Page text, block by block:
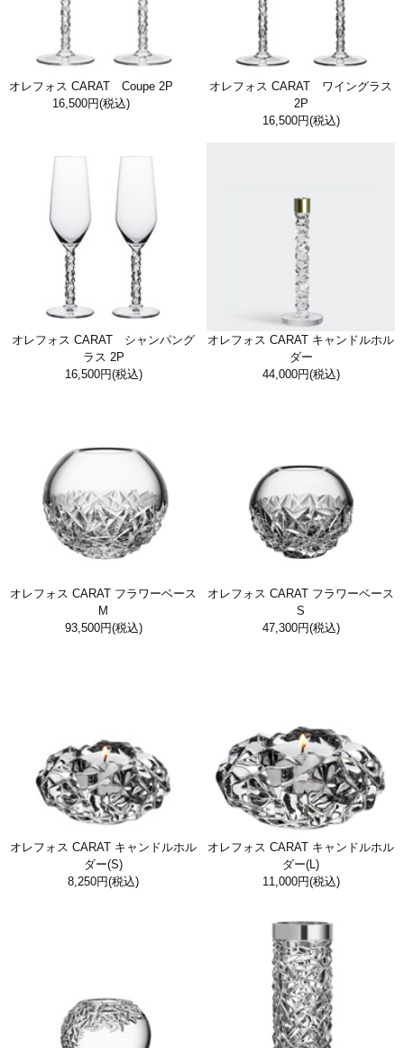
オレフォス CARAT Coupe 2P
16,500円(税込)
オレフォス CARAT ワイングラス
2P
16,500円(税込)
オレフォス CARAT シャンパング
ラス 2P
16,500円(税込)
オレフォス CARAT キャンドルホル
ダー
44,000円(税込)
オレフォス CARAT フラワーベース
M
93,500円(税込)
オレフォス CARAT フラワーベース
S
47,300円(税込)
オレフォス CARAT キャンドルホル
ダー(S)
8,250円(税込)
オレフォス CARAT キャンドルホル
ダー(L)
11,000円(税込)